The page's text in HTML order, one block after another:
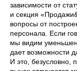
зависимости от
и секция
вопросы от
персонала. Если
мы видим
дает возможности
И это, безусловно,